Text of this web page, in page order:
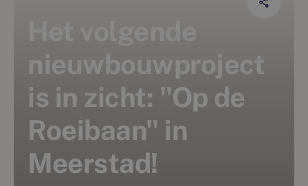
nieuwbouwproject
is in zicht: "Op de
Roeibaan" in
Meerstad!